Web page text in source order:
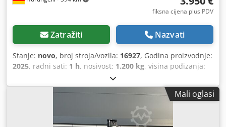
fiksna cijena plus PDV
Zatražiti Nazvati
Stanje: novo, broj stroja/vozila: 16927, Godina proizvodnje:
2025, radni sati: 1 h, nosivost: 1.200 kg, visina podizanja:
600 mm
vrsta jarbola:simpleks, građevinska visina:2.280 mm,
, duljina vilica: 1.150 mm, ukupna
, 5108763 Serijski broj: OBWNL-003130
Codeyv S Rmjpfx Ahzerf Podaci o bateriji: 24 V, 60 Ah
Mali oglasi